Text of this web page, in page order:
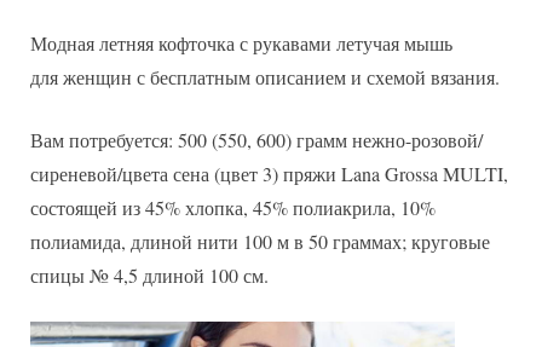
Модная летняя кофточка с рукавами летучая мышь
для женщин с бесплатным описанием и схемой вязания.
Вам потребуется: 500 (550, 600) грамм нежно-розовой/
сиреневой/цвета сена (цвет 3) пряжи Lana Grossa MULTI,
состоящей из 45% хлопка, 45% полиакрила, 10%
полиамида, длиной нити 100 м в 50 граммах; круговые
спицы № 4,5 длиной 100 см.